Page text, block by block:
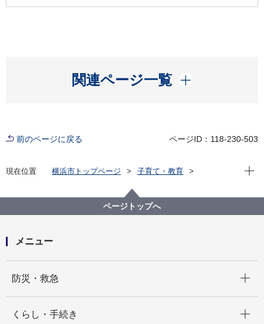
関連ページ一覧
開く
前のページに戻る ページID：118-230-503
現在位置 横浜市トップページ
子育て・教育
市立学校現況（５月１日現在の市立学校数、児童生徒
令和５年度市立学校現況
現在
ページトップへ
メニュー
防災・救急
くらし・手続き